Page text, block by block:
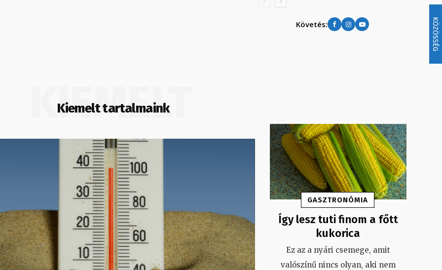
KÖZÖSSÉG
Követés:
Kiemelt tartalmaink
KIEMELT
GASZTRONÓMIA
Így lesz tuti finom a főtt
kukorica
Ez az a nyári csemege, amit
valószínű nincs olyan, aki nem